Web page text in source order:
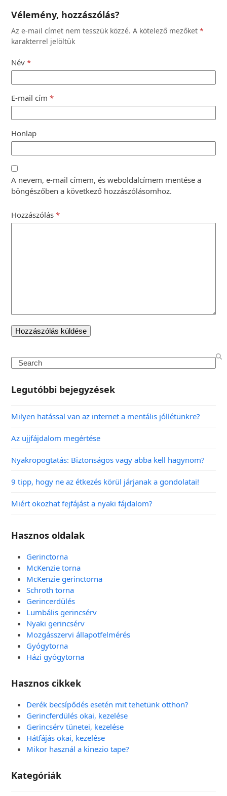
Vélemény, hozzászólás?
Az e-mail címet nem tesszük közzé. A kötelező mezőket*
karakterrel jelöltük
Név*
E-mail cím*
Honlap
A nevem, e-mail címem, és weboldalcímem mentése a
böngészőben a következő hozzászólásomhoz.
Hozzászólás*
Legutóbbi bejegyzések
Milyen hatással van az internet a mentális jóllétünkre?
Az ujjfájdalom megértése
Nyakropogtatás: Biztonságos vagy abba kell hagynom?
9 tipp, hogy ne az étkezés körül járjanak a gondolatai!
Miért okozhat fejfájást a nyaki fájdalom?
Hasznos oldalak
Gerinctorna
McKenzie torna
McKenzie gerinctorna
Schroth torna
Gerincerdülés
Lumbális gerincsérv
Nyaki gerincsérv
Mozgásszervi állapotfelmérés
Gyógytorna
Házi gyógytorna
Hasznos cikkek
Derék becsípődés esetén mit tehetünk otthon?
Gerincferdülés okai, kezelése
Gerincsérv tünetei, kezelése
Hátfájás okai, kezelése
Mikor használ a kinezio tape?
Kategóriák